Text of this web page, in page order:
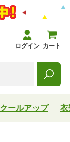
ログイン カート
ールアップ 衣